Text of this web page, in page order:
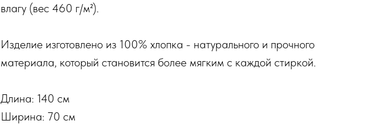
влагу (вес 460 г/м²).
Изделие изготовлено из 100% хлопка - натурального и прочного
материала, который становится более мягким с каждой стиркой.
Длина: 140 см
Ширина: 70 см